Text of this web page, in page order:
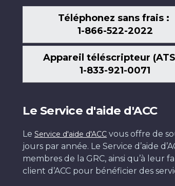
Téléphonez sans frais :
1-866-522-2022
Appareil téléscripteur
1-833-921-0071
Le Service d'aide d'ACC
Le Service d'aide d'ACC vous offre de
jours par année. Le Service d’aide
membres de la GRC, ainsi qu’à leur
client d’ACC pour bénéficier des